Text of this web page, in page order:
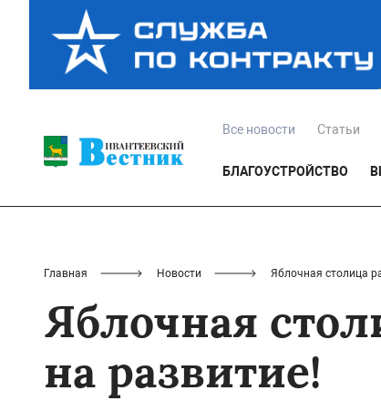
Все новости Статьи
БЛАГОУСТРОЙСТВО
Главная Новости Яблочная столица
Яблочная
на развитие!